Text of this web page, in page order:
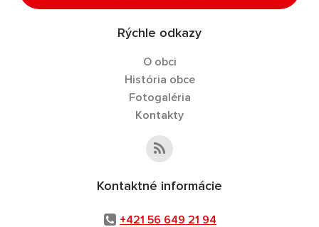
Rýchle odkazy
O obci
História obce
Fotogaléria
Kontakty
Kontaktné informácie
+421 56 649 21 94